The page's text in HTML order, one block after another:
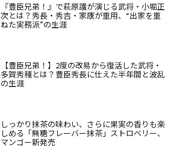
『豊臣兄弟！』で萩原護が演じる武将・小堀正
次とは？秀長・秀吉・家康が重用、“出家を重
ねた実務派”の生涯
【豊臣兄弟！】2度の改易から復活した武将・
多賀秀種とは？豊臣秀長に仕えた半年間と波乱
の生涯
しっかり抹茶の味わい、さらに果実の香りも楽
しめる「無糖フレーバー抹茶」ストロベリー、
マンゴー新発売